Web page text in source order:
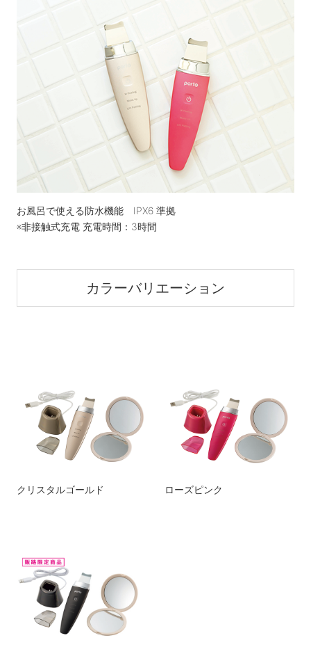
お風呂で使える防水機能 IPX6 準拠
※非接触式充電 充電時間：3時間
カラーバリエーション
クリスタルゴールド ローズピンク